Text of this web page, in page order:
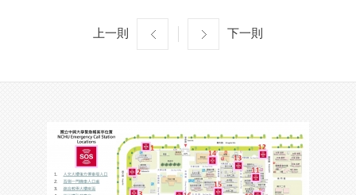
上一則 下一則